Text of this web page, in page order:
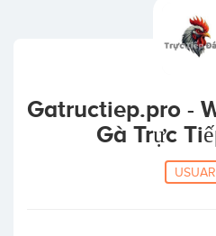
ACCESO
Gatructiep.pro -
Gà Trực